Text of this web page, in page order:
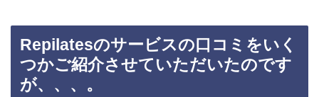
Repilatesのサービスの口コミをいく
つかご紹介させていただいたのです
が、、、。